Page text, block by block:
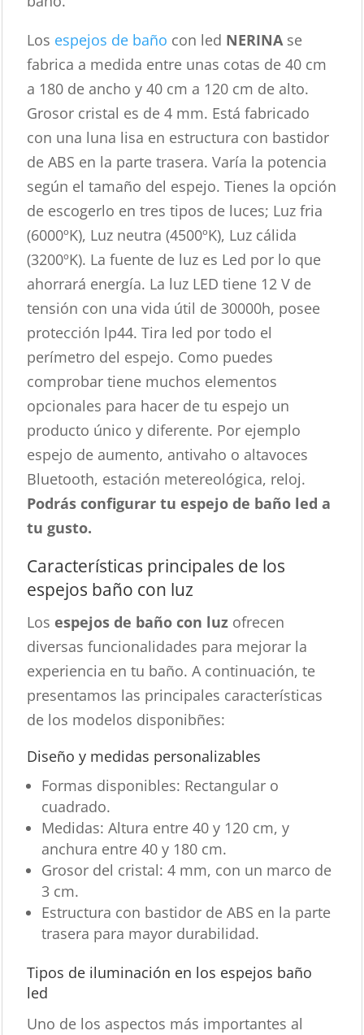
Los espejos de baño con led NERINAse
fabrica a medida entre unas cotas de 40 cm
a 180 de ancho y 40 cm a 120 cm de alto.
Grosor cristal es de 4 mm. Está fabricado
con una luna lisa en estructura con bastidor
de ABS en la parte trasera. Varía la potencia
según el tamaño del espejo. Tienes la opción
de escogerlo en tres tipos de luces; Luz fria
(6000ºK), Luz neutra (4500ºK), Luz cálida
(3200ºK). La fuente de luz es Led por lo que
ahorrará energía. La luz LED tiene 12 V de
tensión con una vida útil de 30000h, posee
protección lp44. Tira led por todo el
perímetro del espejo. Como puedes
comprobar tiene muchos elementos
opcionales para hacer de tu espejo un
producto único y diferente. Por ejemplo
espejo de aumento, antivaho o altavoces
Bluetooth, estación metereológica, reloj.
Podrás configurar tu espejo de baño led a
tu gusto.
Características principales de los
espejos baño con luz
Los espejos de baño con luz ofrecen
diversas funcionalidades para mejorar la
experiencia en tu baño. A continuación, te
presentamos las principales características
de los modelos disponibñes:
Diseño y medidas personalizables
Formas disponibles: Rectangular o
cuadrado.
Medidas: Altura entre 40 y 120 cm, y
anchura entre 40 y 180 cm.
Grosor del cristal: 4 mm, con un marco de
3 cm.
Estructura con bastidor de ABS en la parte
trasera para mayor durabilidad.
Tipos de iluminación en los espejos baño
led
Uno de los aspectos más importantes al